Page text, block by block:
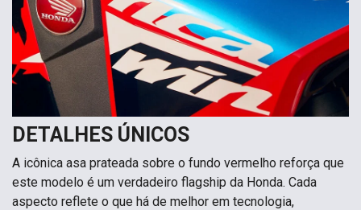
DETALHES ÚNICOS
A icônica asa prateada sobre o fundo vermelho reforça que
este modelo é um verdadeiro flagship da Honda. Cada
aspecto reflete o que há de melhor em tecnologia,